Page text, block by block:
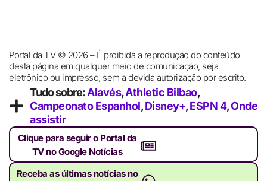
Portal da TV © 2026 – É proibida a reprodução do conteúdo
desta página em qualquer meio de comunicação, seja
eletrônico ou impresso, sem a devida autorização por escrito.
Tudo sobre:Alavés,Athletic Bilbao,
Campeonato Espanhol,Disney+,ESPN 4,Onde
assistir
Clique para seguir o Portal da
TV no Google Notícias
Receba as últimas notícias no